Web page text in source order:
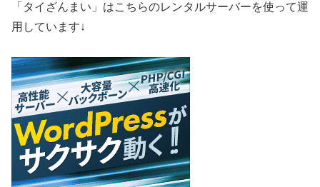
「タイざんまい」はこちらのレンタルサーバーを使って運
用しています↓